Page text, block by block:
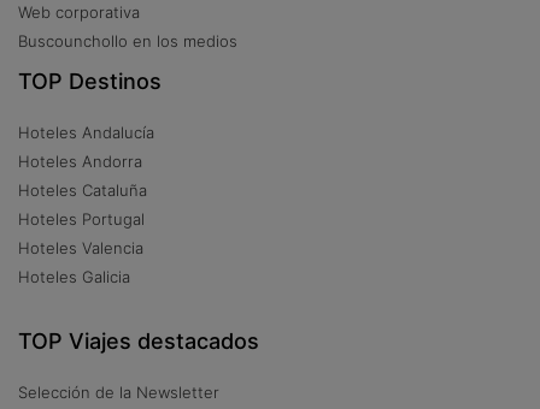
Web corporativa
Buscounchollo en los medios
TOP Destinos
Hoteles Andalucía
Hoteles Andorra
Hoteles Cataluña
Hoteles Portugal
Hoteles Valencia
Hoteles Galicia
TOP Viajes destacados
Selección de la Newsletter